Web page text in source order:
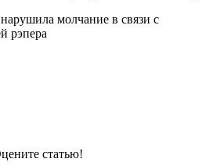
статью!